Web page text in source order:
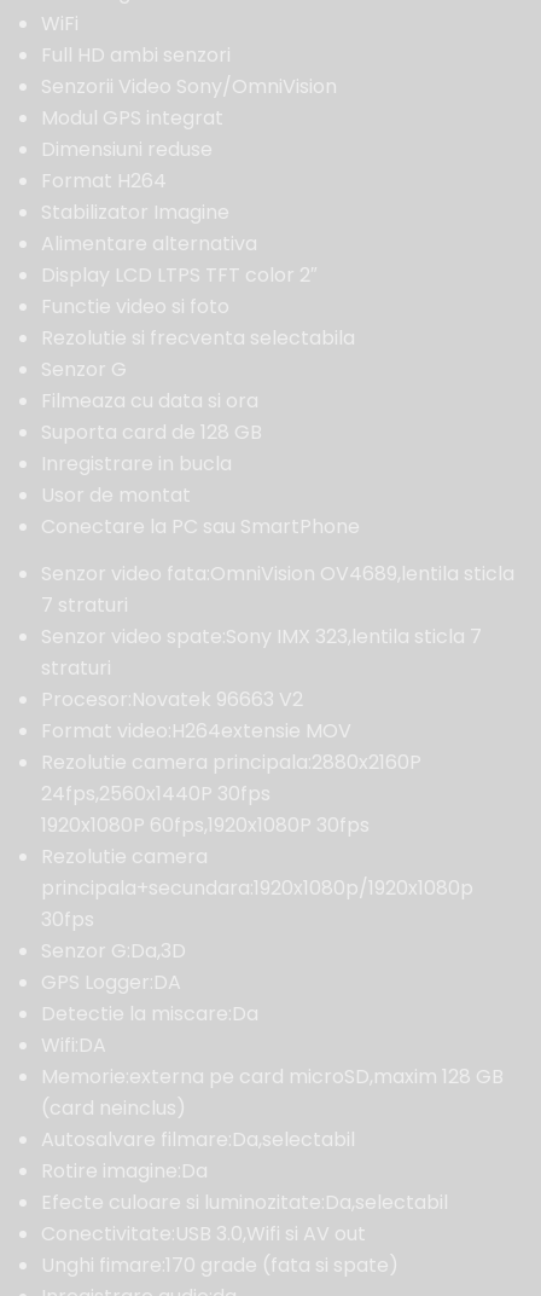
WiFi
Full HD ambi senzori
Senzorii Video Sony/OmniVision
Modul GPS integrat
Dimensiuni reduse
Format H264
Stabilizator Imagine
Alimentare alternativa
Display LCD LTPS TFT color 2″
Functie video si foto
Rezolutie si frecventa selectabila
Senzor G
Filmeaza cu data si ora
Suporta card de 128 GB
Inregistrare in bucla
Usor de montat
Conectare la PC sau SmartPhone
Senzor video fata:OmniVision OV4689,lentila sticla
7 straturi
Senzor video spate:Sony IMX 323,lentila sticla 7
straturi
Procesor:Novatek 96663 V2
Format video:H264extensie MOV
Rezolutie camera principala:2880x2160P
24fps,2560x1440P 30fps
1920x1080P 60fps,1920x1080P 30fps
Rezolutie camera
principala+secundara:1920x1080p/1920x1080p
30fps
Senzor G:Da,3D
GPS Logger:DA
Detectie la miscare:Da
Wifi:DA
Memorie:externa pe card microSD,maxim 128 GB
(card neinclus)
Autosalvare filmare:Da,selectabil
Rotire imagine:Da
Efecte culoare si luminozitate:Da,selectabil
Conectivitate:USB 3.0,Wifi si AV out
Unghi fimare:170 grade (fata si spate)